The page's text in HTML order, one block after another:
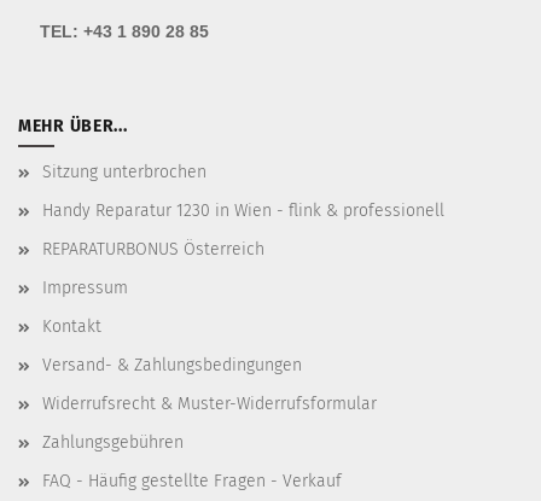
TEL: +43 1 890 28 85
MEHR ÜBER...
Sitzung unterbrochen
Handy Reparatur 1230 in Wien - flink & professionell
REPARATURBONUS Österreich
Impressum
Kontakt
Versand- & Zahlungsbedingungen
Widerrufsrecht & Muster-Widerrufsformular
Zahlungsgebühren
FAQ - Häufig gestellte Fragen - Verkauf